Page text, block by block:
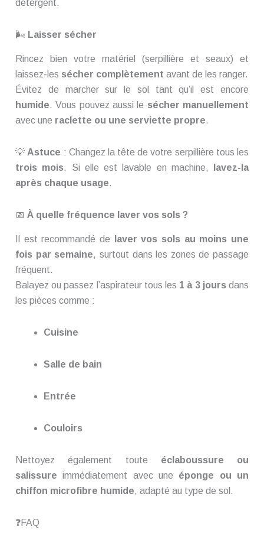
détergent.
🌬️ Laisser sécher
Rincez bien votre matériel (serpillière et seaux) et
laissez-les sécher complètement avant de les ranger.
Évitez de marcher sur le sol tant qu’il est encore
humide. Vous pouvez aussi le sécher manuellement
avec une raclette ou une serviette propre.
💡 Astuce : Changez la tête de votre serpillière tous les
trois mois. Si elle est lavable en machine,
lavez-la
après chaque usage.
📅 À quelle fréquence laver vos sols ?
Il est recommandé de
laver vos sols au moins une
fois par semaine, surtout dans les zones de passage
fréquent.
Balayez ou passez l’aspirateur tous les 1 à 3 joursdans
les pièces comme :
Cuisine
Salle de bain
Entrée
Couloirs
Nettoyez également toute éclaboussure ou
salissure immédiatement avec une éponge ou un
chiffon microfibre humide, adapté au type de sol.
❓FAQ